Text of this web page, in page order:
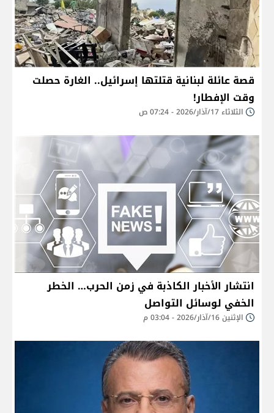
قصة عائلة لبنانية قتلتها إسرائيل.. الغارة حصلت
وقت الإفطار!
الثلاثاء 17/آذار/2026 - 07:24 ص
انتشار الأخبار الكاذبة في زمن الحرب… الخطر
الخفي لوسائل التواصل
الإثنين 16/آذار/2026 - 03:04 م